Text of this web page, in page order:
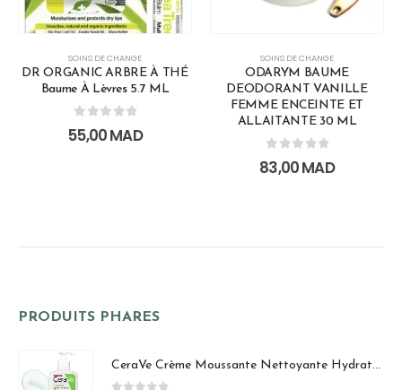
SOINS DE CHANGE
DR ORGANIC ARBRE À THÉ
Baume À Lèvres 5.7 ML
0out of 5
55,00MAD
SOINS DE CHANGE
ODARYM BAUME
DEODORANT VANILLE
FEMME ENCEINTE ET
ALLAITANTE 30 ML
0out of 5
83,00MAD
PRODUITS PHARES
CeraVe Crème Moussante Nettoyante Hydratante | Peau Normale à Sèche 236ml